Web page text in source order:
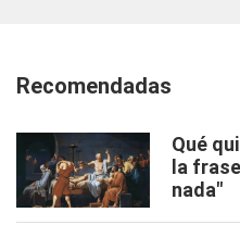
Recomendadas
Qué
la
nada"